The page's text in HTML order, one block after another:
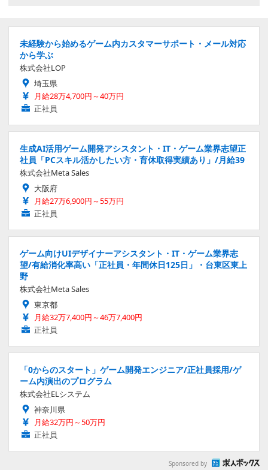
未経験から始めるゲーム内カスタマーサポート・メール対応
から学ぶ
株式会社LOP
埼玉県
月給28万4,700円～40万円
正社員
生成AI活用ゲーム開発アシスタント・IT・ゲーム業界志望正
社員「PCスキル活かしたい方・育休取得実績あり」/月給39
株式会社Meta Sales
大阪府
月給27万6,900円～55万円
正社員
ゲーム向けUIデザイナーアシスタント・IT・ゲーム業界志
望/有給消化率高い「正社員・年間休日125日」・台東区東上
野
株式会社Meta Sales
東京都
月給32万7,400円～46万7,400円
正社員
「0からのスタート」ゲーム開発エンジニア/正社員採用/ゲ
ーム内演出のプログラム
株式会社ELシステム
神奈川県
月給32万円～50万円
正社員
Sponsored by